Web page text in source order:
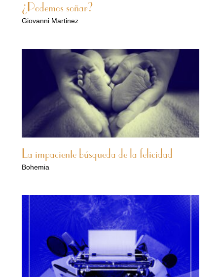
¿Podemos soñar?
Giovanni Martinez
La impaciente búsqueda de la felicidad
Bohemia